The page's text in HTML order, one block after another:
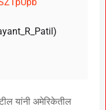
यांनी अमेरिकेतील